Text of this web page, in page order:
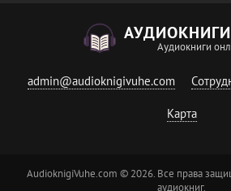
Аудиокниги
admin@audioknigivuhe.com
Карта
AudioknigiVuhe.com © 2026. Все права
аудиокниг.